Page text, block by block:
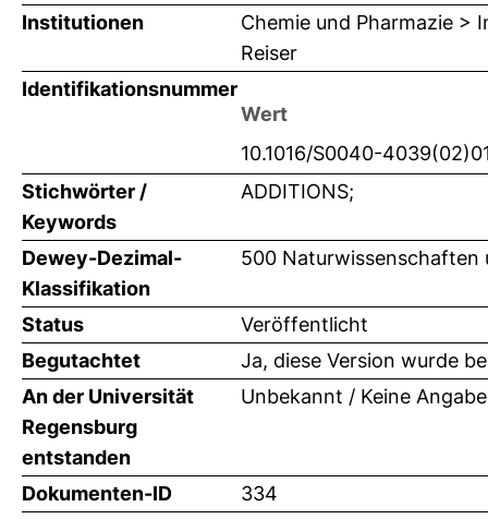
Institutionen
Chemie und Pharmazie >
Reiser
Identifikationsnummer
Wert
10.1016/S0040-
Stichwörter /
Keywords
ADDITIONS;
Dewey-Dezimal-
Klassifikation
500 Naturwissenschaften
Status
Veröffentlicht
Begutachtet
Ja, diese Version wurde
An der Universität
Regensburg
entstanden
Unbekannt / Keine Angabe
Dokumenten-ID 334